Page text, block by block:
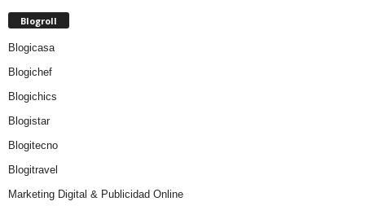
Blogroll
Blogicasa
Blogichef
Blogichics
Blogistar
Blogitecno
Blogitravel
Marketing Digital & Publicidad Online